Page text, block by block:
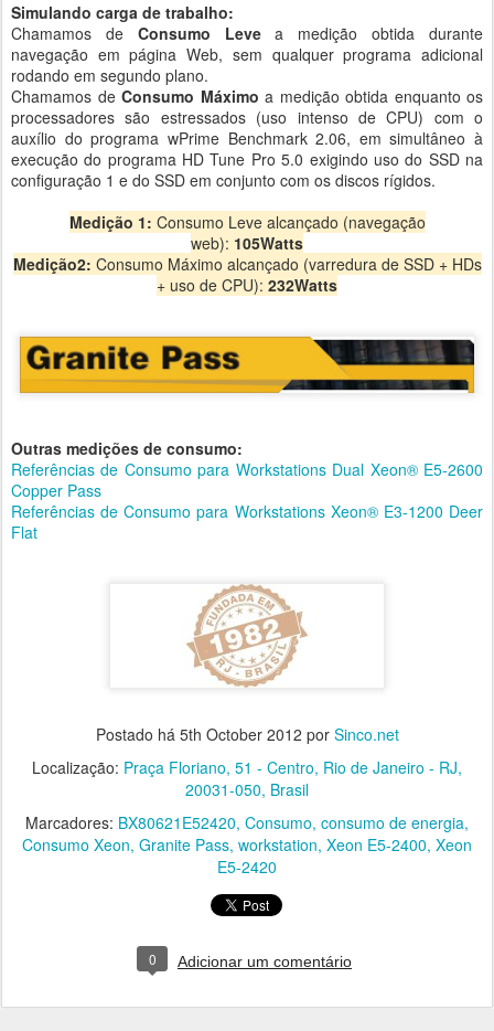
Simulando carga de trabalho:
Chamamos de Consumo Levea medição obtida durante
navegação em página Web, sem qualquer programa adicional
rodando em segundo plano.
Chamamos de Consumo Máximo a medição obtida enquanto os
processadores são estressados (uso intenso de CPU) com o
auxílio do programa wPrime Benchmark 2.06, em simultâneo à
execução do programa HD Tune Pro 5.0 exigindo uso do SSD na
configuração 1 e do SSD em conjunto com os discos rígidos.
Medição 1: Consumo Leve alcançado (navegação
web): 105Watts
Medição2: Consumo Máximo alcançado (varredura de SSD + HDs
+ uso de CPU): 232Watts
Outras medições de consumo:
Referências de Consumo para Workstations Dual Xeon® E5-2600
Copper Pass
Referências de Consumo para Workstations Xeon® E3-1200 Deer
Flat
Postado há 5th October 2012 por Sinco.net
Localização: Praça Floriano, 51 - Centro, Rio de Janeiro - RJ,
20031-050, Brasil
Marcadores: BX80621E52420 Consumo consumo de energia
Consumo Xeon Granite Pass workstation Xeon E5-2400 Xeon
E5-2420
0 Adicionar um comentário